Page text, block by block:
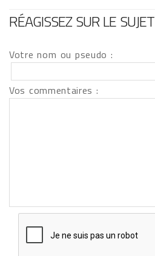
RÉAGISSEZ SUR LE SUJET
Votre nom ou pseudo :
Vos commentaires :